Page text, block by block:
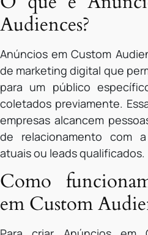
Audiences?
Anúncios em Custom
de marketing digital que
para um público
coletados previamente.
empresas alcancem
de relacionamento com
atuais ou leads qualificados.
Como
em Custom